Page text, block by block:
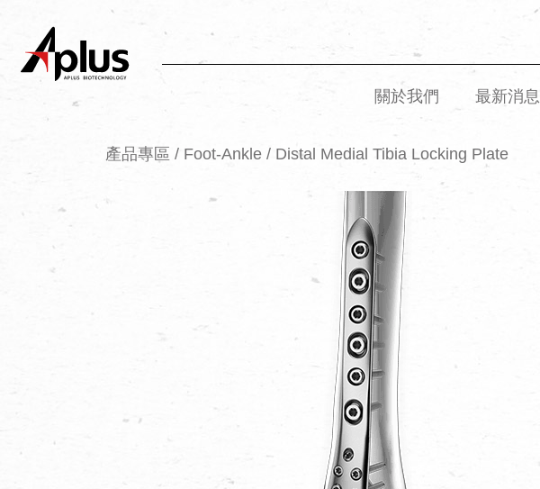
關於我們 最新消息
產品專區 / Foot-Ankle / Distal Medial Tibia Locking Plate